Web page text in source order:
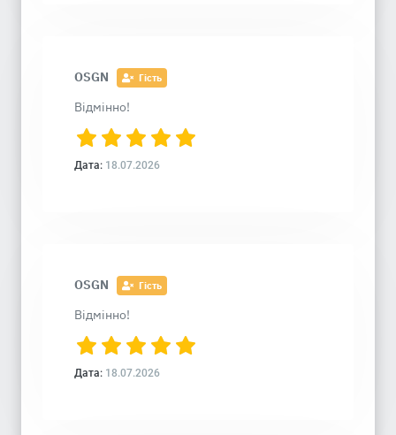
OSGN Гість
Відмінно!
Дата: 18.07.2026
OSGN Гість
Відмінно!
Дата: 18.07.2026